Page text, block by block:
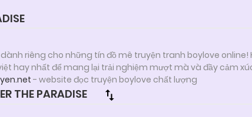
riêng cho những tín đồ mê truyện tranh boylove
hay nhất để mang lại trải nghiệm mượt mà và đầy cảm
- website đọc truyện boylove chất lượng
THE PARADISE